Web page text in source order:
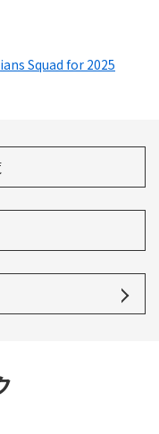
Squad for 2025